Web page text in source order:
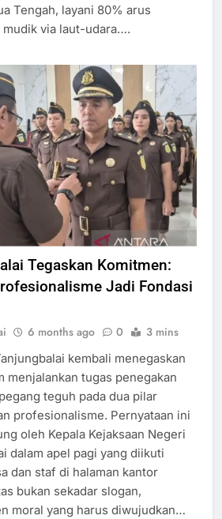
Tengah, layani 80% arus
mudik via laut-udara….
Tegaskan Komitmen:
Jadi Fondasi
6 months ago 0 3 mins
kembali menegaskan
menjalankan tugas penegakan
teguh pada dua pilar
profesionalisme. Pernyataan ini
oleh Kepala Kejaksaan Negeri
dalam apel pagi yang diikuti
dan staf di halaman kantor
bukan sekadar slogan,
moral yang harus diwujudkan…